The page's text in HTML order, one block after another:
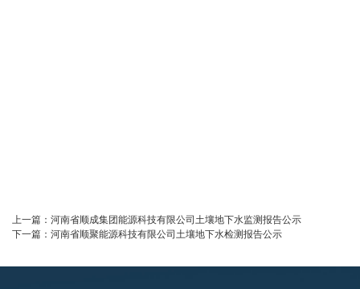
上一篇： 河南省顺成集团能源科技有限公司土壤地下水监测报告公示
下一篇： 河南省顺聚能源科技有限公司土壤地下水检测报告公示